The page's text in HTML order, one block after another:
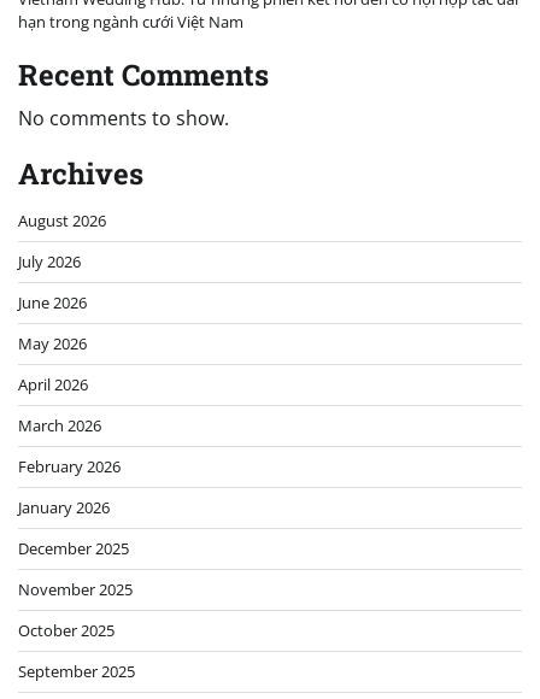
hạn trong ngành cưới Việt Nam
Recent Comments
No comments to show.
Archives
August 2026
July 2026
June 2026
May 2026
April 2026
March 2026
February 2026
January 2026
December 2025
November 2025
October 2025
September 2025